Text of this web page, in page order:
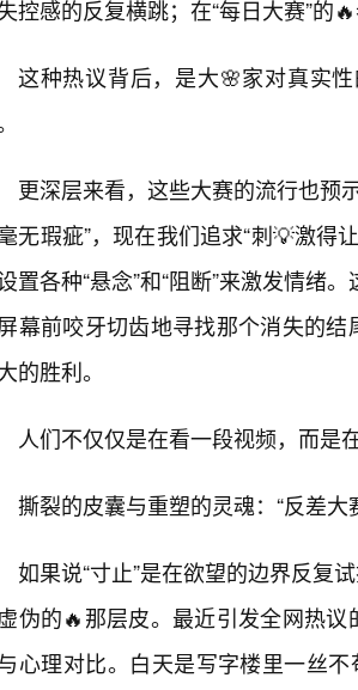
控感的反复横跳；在“每日大赛”的
这种热议背后，是大🌸家对真实
更深层来看，这些大赛的流行也预
无瑕疵”，现在我们追求“刺💡激得
置各种“悬念”和“阻断”来激发情绪
幕前咬牙切齿地寻找那个消失的
的胜利。
人们不仅仅是在看一段视频，而是
撕裂的皮囊与重塑的灵魂：“反差
如果说“寸止”是在欲望的边界反复
伪的🔥那层皮。最近引发全网热
心理对比。白天是写字楼里一丝